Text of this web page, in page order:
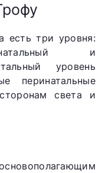
есть три уровня:
и
уровень
перинатальные
света и